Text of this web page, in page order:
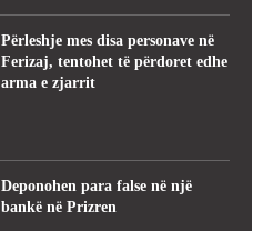
Përleshje mes disa personave në
Ferizaj, tentohet të përdoret edhe
arma e zjarrit
Deponohen para false në një
bankë në Prizren